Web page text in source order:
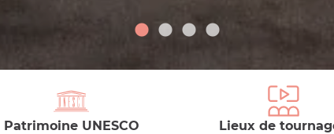
Patrimoine UNESCO
Lieux de